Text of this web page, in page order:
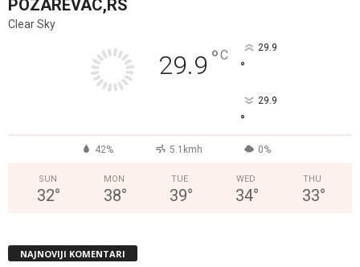
POZAREVAC,RS
Clear Sky
29.9 °C 29.9
°
29.9
°
42% 5.1kmh 0%
SUN
32°
MON
38°
TUE
39°
WED
34°
THU
33°
NAJNOVIJI KOMENTARI